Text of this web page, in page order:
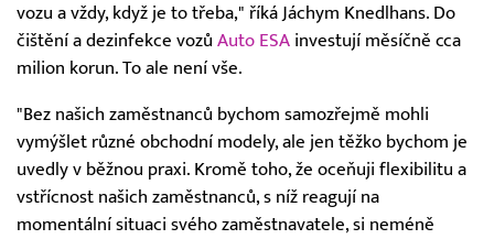
vozu a vždy, když je to třeba," říká Jáchym Knedlhans. Do
čištění a dezinfekce vozů Auto ESA investují měsíčně cca
milion korun. To ale není vše.
"Bez našich zaměstnanců bychom samozřejmě mohli
vymýšlet různé obchodní modely, ale jen těžko bychom je
uvedly v běžnou praxi. Kromě toho, že oceňuji flexibilitu a
vstřícnost našich zaměstnanců, s níž reagují na
momentální situaci svého zaměstnavatele, si neméně